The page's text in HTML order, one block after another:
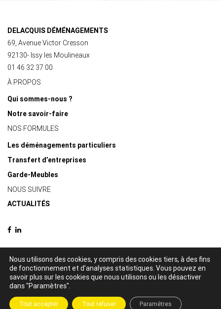
DELACQUIS DÉMÉNAGEMENTS
69, Avenue Victor Cresson
92130- Issy les Moulineaux
01 46 32 37 00
À PROPOS
Qui sommes-nous ?
Notre savoir-faire
NOS FORMULES
Les déménagements particuliers
Transfert d’entreprises
Garde-Meubles
NOUS SUIVRE
ACTUALITÉS
© 2021 Delacquis déménagements -Mentions légales-Politique de
confidentialité
Création par
Nous utilisons des cookies, y compris des cookies tiers, à des fins
de fonctionnement et d’analyses statistiques. Vous pouvez en
savoir plus sur les cookies que nous utilisons ou les désactiver
dans "Paramètres".
Tout accepter Tout refuser Paramètres